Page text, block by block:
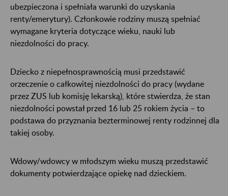
ubezpieczona i spełniała warunki do uzyskania
renty/emerytury). Członkowie rodziny muszą spełniać
wymagane kryteria dotyczące wieku, nauki lub
niezdolności do pracy.
Dziecko z niepełnosprawnością musi przedstawić
orzeczenie o całkowitej niezdolności do pracy (wydane
przez ZUS lub komisję lekarską), które stwierdza, że stan
niezdolności powstał przed 16 lub 25 rokiem życia – to
podstawa do przyznania bezterminowej renty rodzinnej dla
takiej osoby.
Wdowy/wdowcy w młodszym wieku muszą przedstawić
dokumenty potwierdzające opiekę nad dzieckiem.